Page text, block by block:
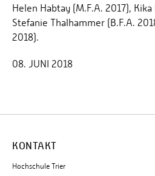
Helen Habtay (M.F.A. 2017),
Stefanie Thalhammer (B.F.A.
2018).
08. JUNI 2018
KONTAKT
Hochschule Trier